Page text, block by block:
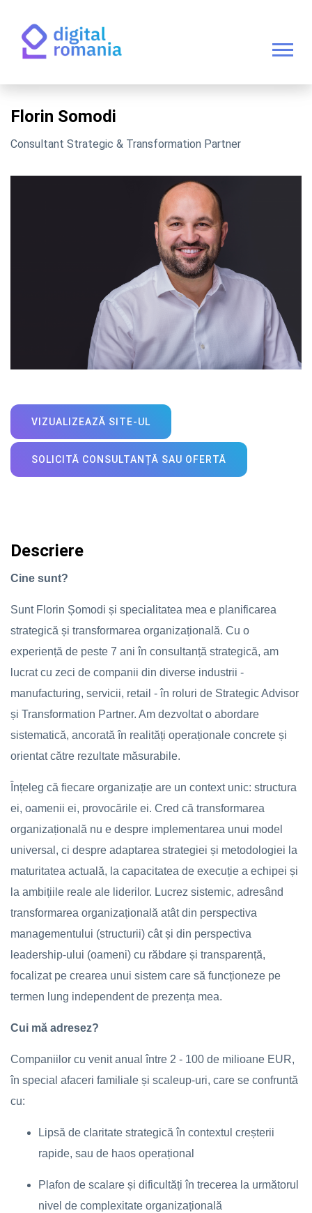
Florin Somodi
Consultant Strategic & Transformation Partner
VIZUALIZEAZĂ SITE-UL
SOLICITĂ CONSULTANȚĂ SAU OFERTĂ
Descriere
Cine sunt?
Sunt Florin Șomodi și specialitatea mea e planificarea
strategică și transformarea organizațională. Cu o
experiență de peste 7 ani în consultanță strategică, am
lucrat cu zeci de companii din diverse industrii -
manufacturing, servicii, retail - în roluri de Strategic Advisor
și Transformation Partner. Am dezvoltat o abordare
sistematică, ancorată în realități operaționale concrete și
orientat către rezultate măsurabile.
Înțeleg că fiecare organizație are un context unic: structura
ei, oamenii ei, provocările ei. Cred că transformarea
organizațională nu e despre implementarea unui model
universal, ci despre adaptarea strategiei și metodologiei la
maturitatea actuală, la capacitatea de execuție a echipei și
la ambițiile reale ale liderilor. Lucrez sistemic, adresând
transformarea organizațională atât din perspectiva
managementului (structurii) cât și din perspectiva
leadership-ului (oameni) cu răbdare și transparență,
focalizat pe crearea unui sistem care să funcționeze pe
termen lung independent de prezența mea.
Cui mă adresez?
Companiilor cu venit anual între 2 - 100 de milioane EUR,
în special afaceri familiale și scaleup-uri, care se confruntă
cu:
Lipsă de claritate strategică în contextul creșterii
rapide, sau de haos operațional
Plafon de scalare și dificultăți în trecerea la următorul
nivel de complexitate organizațională